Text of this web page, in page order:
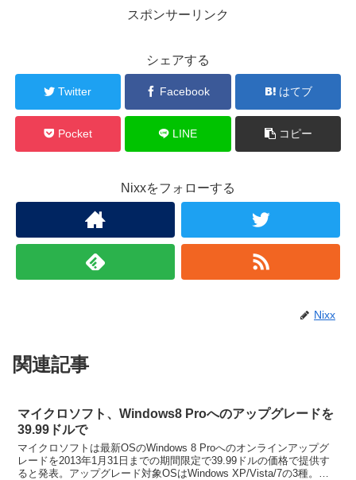
スポンサーリンク
シェアする
Twitter Facebook はてブ
Pocket LINE コピー
Nixxをフォローする
Nixx
関連記事
マイクロソフト、Windows8 Proへのアップグレードを
39.99ドルで
マイクロソフトは最新OSのWindows 8 Proへのオンラインアップグ
レードを2013年1月31日までの期間限定で39.99ドルの価格で提供す
ると発表。アップグレード対象OSはWindows XP/Vista/7の3種。こ